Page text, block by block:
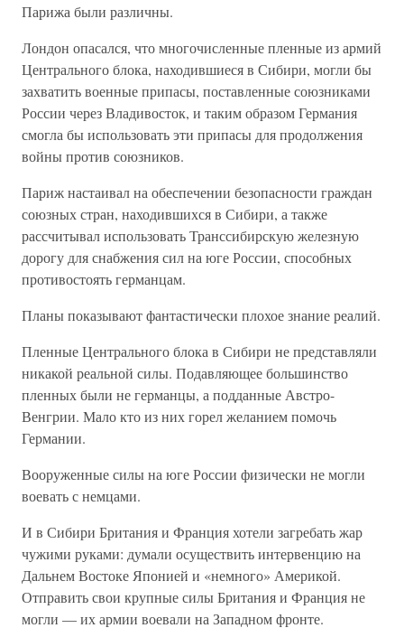
Парижа были различны.
Лондон опасался, что многочисленные пленные из армий
Центрального блока, находившиеся в Сибири, могли бы
захватить военные припасы, поставленные союзниками
России через Владивосток, и таким образом Германия
смогла бы использовать эти припасы для продолжения
войны против союзников.
Париж настаивал на обеспечении безопасности граждан
союзных стран, находившихся в Сибири, а также
рассчитывал использовать Транссибирскую железную
дорогу для снабжения сил на юге России, способных
противостоять германцам.
Планы показывают фантастически плохое знание реалий.
Пленные Центрального блока в Сибири не представляли
никакой реальной силы. Подавляющее большинство
пленных были не германцы, а подданные Австро-
Венгрии. Мало кто из них горел желанием помочь
Германии.
Вооруженные силы на юге России физически не могли
воевать с немцами.
И в Сибири Британия и Франция хотели загребать жар
чужими руками: думали осуществить интервенцию на
Дальнем Востоке Японией и «немного» Америкой.
Отправить свои крупные силы Британия и Франция не
могли — их армии воевали на Западном фронте.